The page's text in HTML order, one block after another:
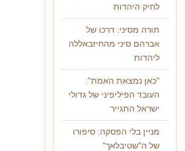
לחיק היהדות
תורה מסיני: דרכו של
אברהם סיני מהחיזבאללה
ליהדות
"כאן נמצאת האמת":
העובד הפיליפיני של גדולי
ישראל התגייר
מניין בלי הפסקה: סיפורו
של ה"שטיבלאך"